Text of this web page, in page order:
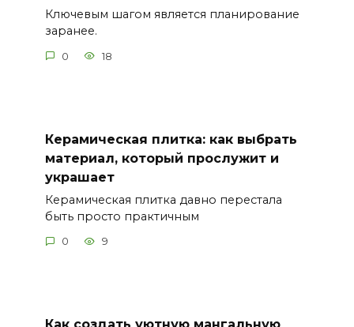
Ключевым шагом является планирование
заранее.
0 18
Керамическая плитка: как выбрать
материал, который прослужит и
украшает
Керамическая плитка давно перестала
быть просто практичным
0 9